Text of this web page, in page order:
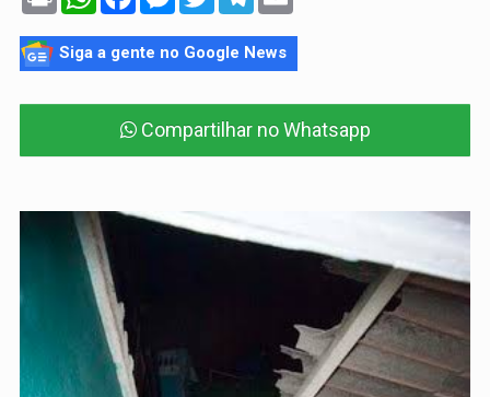
Siga a gente no Google News
Compartilhar no Whatsapp